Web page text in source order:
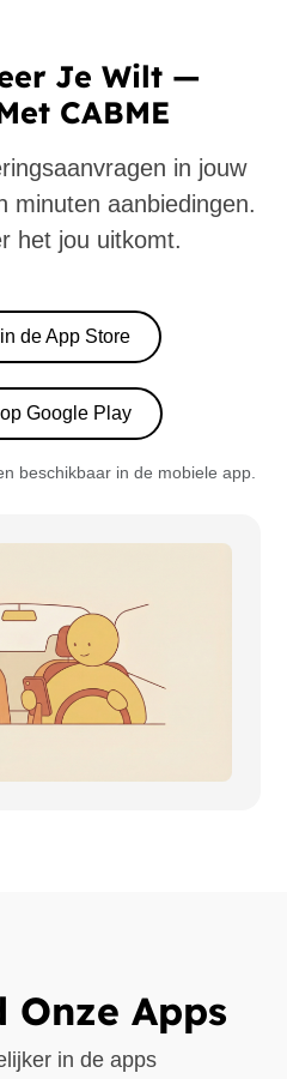
Je Wilt —
CABME
in jouw
minuten aanbiedingen.
het jou uitkomt.
de App Store
Google Play
beschikbaar in de mobiele app.
Onze Apps
in de apps